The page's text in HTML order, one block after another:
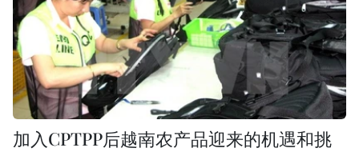
加入CPTPP后越南农产品迎来的机遇和挑